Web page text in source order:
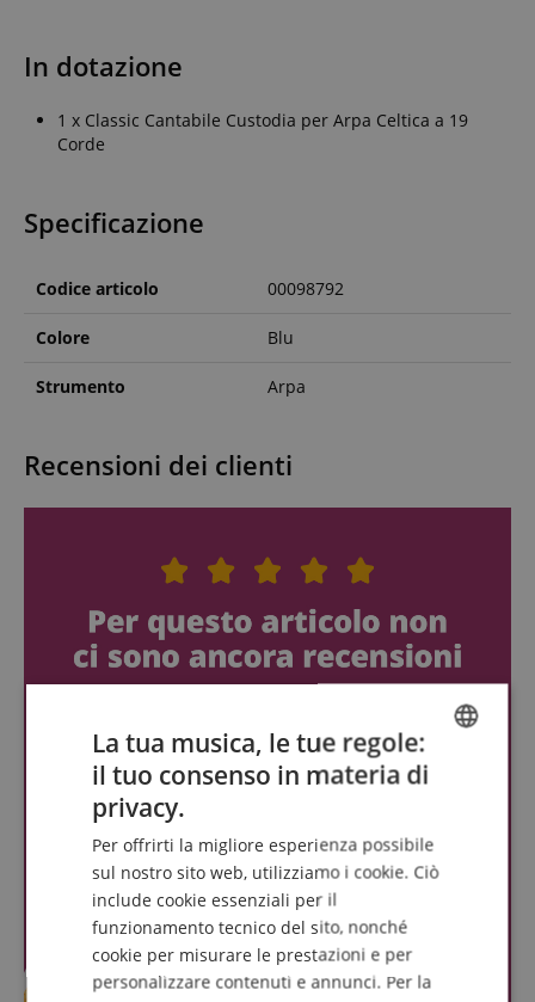
In dotazione
1 x Classic Cantabile Custodia per Arpa Celtica a 19
Corde
Specificazione
Codice articolo 00098792
Colore Blu
Strumento Arpa
Recensioni dei clienti
ENGLISH
ITALIAN
SPANISH
La tua musica, le tue regole:
il tuo consenso in materia di
privacy.
Per offrirti la migliore esperienza possibile
sul nostro sito web, utilizziamo i cookie. Ciò
include cookie essenziali per il
funzionamento tecnico del sito, nonché
cookie per misurare le prestazioni e per
personalizzare contenuti e annunci. Per la